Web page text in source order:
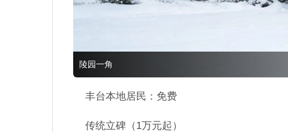
陵园一角
丰台本地居民：免费
传统立碑（1万元起）